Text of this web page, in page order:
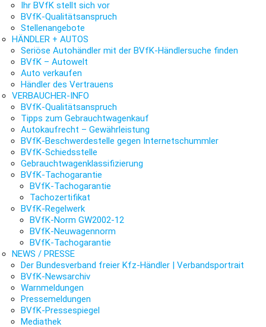
Ihr BVfK stellt sich vor
BVfK-Qualitätsanspruch
Stellenangebote
HÄNDLER + AUTOS
Seriöse Autohändler mit der BVfK-Händlersuche finden
BVfK – Autowelt
Auto verkaufen
Händler des Vertrauens
VERBAUCHER-INFO
BVfK-Qualitätsanspruch
Tipps zum Gebrauchtwagenkauf
Autokaufrecht – Gewährleistung
BVfK-Beschwerdestelle gegen Internetschummler
BVfK-Schiedsstelle
Gebrauchtwagenklassifizierung
BVfK-Tachogarantie
BVfK-Tachogarantie
Tachozertifikat
BVfK-Regelwerk
BVfK-Norm GW2002-12
BVfK-Neuwagennorm
BVfK-Tachogarantie
NEWS / PRESSE
Der Bundesverband freier Kfz-Händler | Verbandsportrait
BVfK-Newsarchiv
Warnmeldungen
Pressemeldungen
BVfK-Pressespiegel
Mediathek